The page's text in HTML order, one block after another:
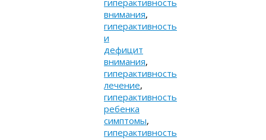
внимания,
гиперактивность
и
дефицит
внимания,
гиперактивность
лечение,
гиперактивность
ребенка
симптомы,
гиперактивность